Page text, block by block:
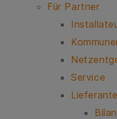
Für Partner
Service